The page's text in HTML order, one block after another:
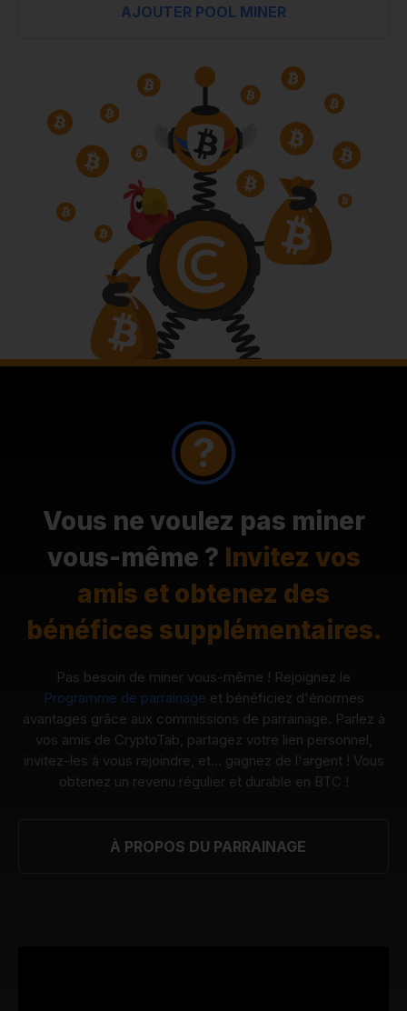
AJOUTER POOL MINER
Vous ne voulez pas miner
vous-même ? Invitez vos
amis et obtenez des
bénéfices supplémentaires.
Pas besoin de miner vous-même ! Rejoignez le
Programme de parrainage et bénéficiez d'énormes
avantages grâce aux commissions de parrainage. Parlez à
vos amis de CryptoTab, partagez votre lien personnel,
invitez-les à vous rejoindre, et… gagnez de l'argent ! Vous
obtenez un revenu régulier et durable en BTC !
À PROPOS DU PARRAINAGE